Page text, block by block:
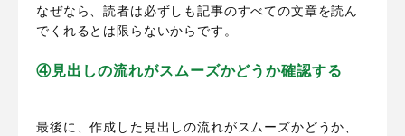
なぜなら、読者は必ずしも記事のすべての文章を読ん
でくれるとは限らないからです。
④見出しの流れがスムーズかどうか確認する
最後に、作成した見出しの流れがスムーズかどうか、